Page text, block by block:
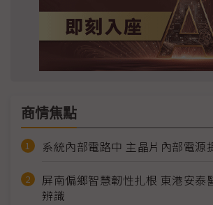
商情焦點
系統內部電路中 主晶片內部電源
屏南偏鄉智慧韌性扎根 東港安泰
辨識